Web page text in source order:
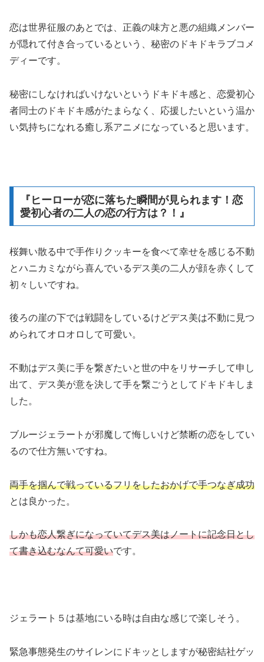
恋は世界征服のあとでは、正義の味方と悪の組織メンバー
が隠れて付き合っているという、秘密のドキドキラブコメ
ディーです。
秘密にしなければいけないというドキドキ感と、恋愛初心
者同士のドキドキ感がたまらなく、応援したいという温か
い気持ちになれる癒し系アニメになっていると思います。
『ヒーローが恋に落ちた瞬間が見られます！恋
愛初心者の二人の恋の行方は？！』
桜舞い散る中で手作りクッキーを食べて幸せを感じる不動
とハニカミながら喜んでいるデス美の二人が顔を赤くして
初々しいですね。
後ろの崖の下では戦闘をしているけどデス美は不動に見つ
められてオロオロして可愛い。
不動はデス美に手を繋ぎたいと世の中をリサーチして申し
出て、デス美が意を決して手を繋ごうとしてドキドキしま
した。
ブルージェラートが邪魔して悔しいけど禁断の恋をしてい
るので仕方無いですね。
両手を掴んで戦っているフリをしたおかげで手つなぎ成功
とは良かった。
しかも恋人繋ぎになっていてデス美はノートに記念日とし
て書き込むなんて可愛いです。
ジェラート５は基地にいる時は自由な感じで楽しそう。
緊急事態発生のサイレンにドキッとしますが秘密結社ゲッ